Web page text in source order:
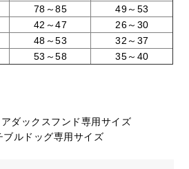
78～85
49～53
42～47
26～30
48～53
32～37
53～58 35～40
ックスフンド専用サイズ
ルドッグ専用サイズ